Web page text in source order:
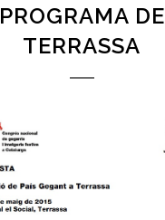
PROGRAMA DE
TERRASSA